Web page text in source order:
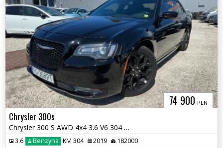
74 900 PLN
Chrysler 300s
Chrysler 300 S AWD 4x4 3.6 V6 304 KM zarejestrowany w PL
3.6 Benzyna KM 304 2019 182000